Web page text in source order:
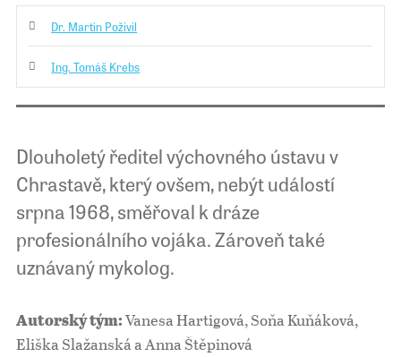
Dr. Martin Poživil
Ing. Tomáš Krebs
Dlouholetý ředitel výchovného ústavu v
Chrastavě, který ovšem, nebýt událostí
srpna 1968, směřoval k dráze
profesionálního vojáka. Zároveň také
uznávaný mykolog.
Autorský tým: Vanesa Hartigová, Soňa Kuňáková,
Eliška Slažanská a Anna Štěpinová